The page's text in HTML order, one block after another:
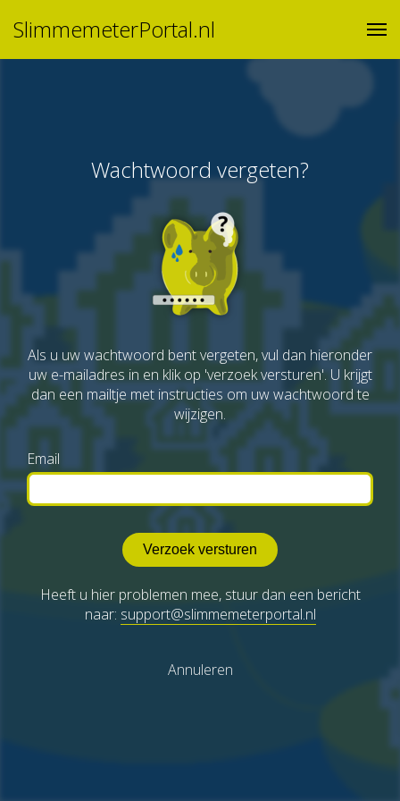
SlimmemeterPortal.nl
Wachtwoord vergeten?
Als u uw wachtwoord bent vergeten, vul dan hieronder
uw e-mailadres in en klik op 'verzoek versturen'. U krijgt
dan een mailtje met instructies om uw wachtwoord te
wijzigen.
Email
Heeft u hier problemen mee, stuur dan een bericht
naar: support@slimmemeterportal.nl
Annuleren